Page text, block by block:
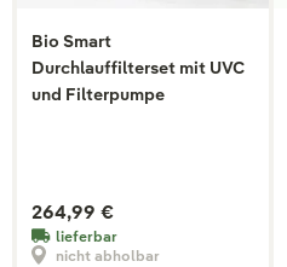
Bio Smart
Durchlauffilterset mit UVC
und Filterpumpe
264,99 €
lieferbar
nicht abholbar